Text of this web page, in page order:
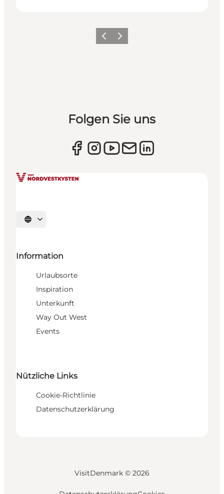
ZurückWeiter
Folgen Sie uns
Sprache auswählen
Information
Urlaubsorte
Inspiration
Unterkunft
Way Out West
Events
Nützliche Links
Cookie-Richtlinie
Datenschutzerklärung
VisitDenmark © 2026